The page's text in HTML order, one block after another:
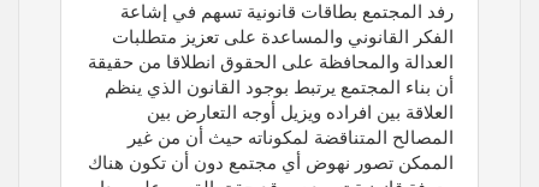
رفد المجتمع بطاقات قانونية تسهم في إشاعة
الفكر القانوني والمساعدة على تعزيز متطلبات
العدالة والمحافظة على الحقوق انطلاقا من حقيقة
أن بناء المجتمع يرتبط بوجود القانون الذي ينظم
العلاقة بين افراده ويزيل أوجه التعارض بين
المصالح المتناقضة لمكوناته حيث أن من غير
الممكن تصور نهوض أي مجتمع دون أن تكون هناك